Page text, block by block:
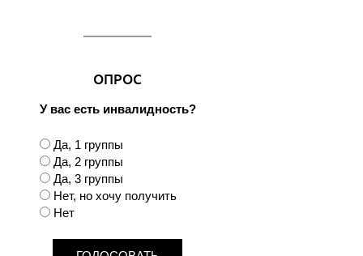
ОПРОС
У вас есть инвалидность?
В
а
р
и
а
Да, 1 группы
Да, 2 группы
Да, 3 группы
Нет, но хочу получить
Нет